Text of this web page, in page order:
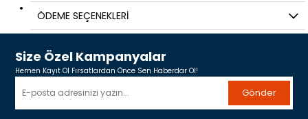
ÖDEME SEÇENEKLERI
Size Özel Kampanyalar
Hemen Kayıt Ol Fırsatlardan Önce Sen Haberdar Ol!
Gönder